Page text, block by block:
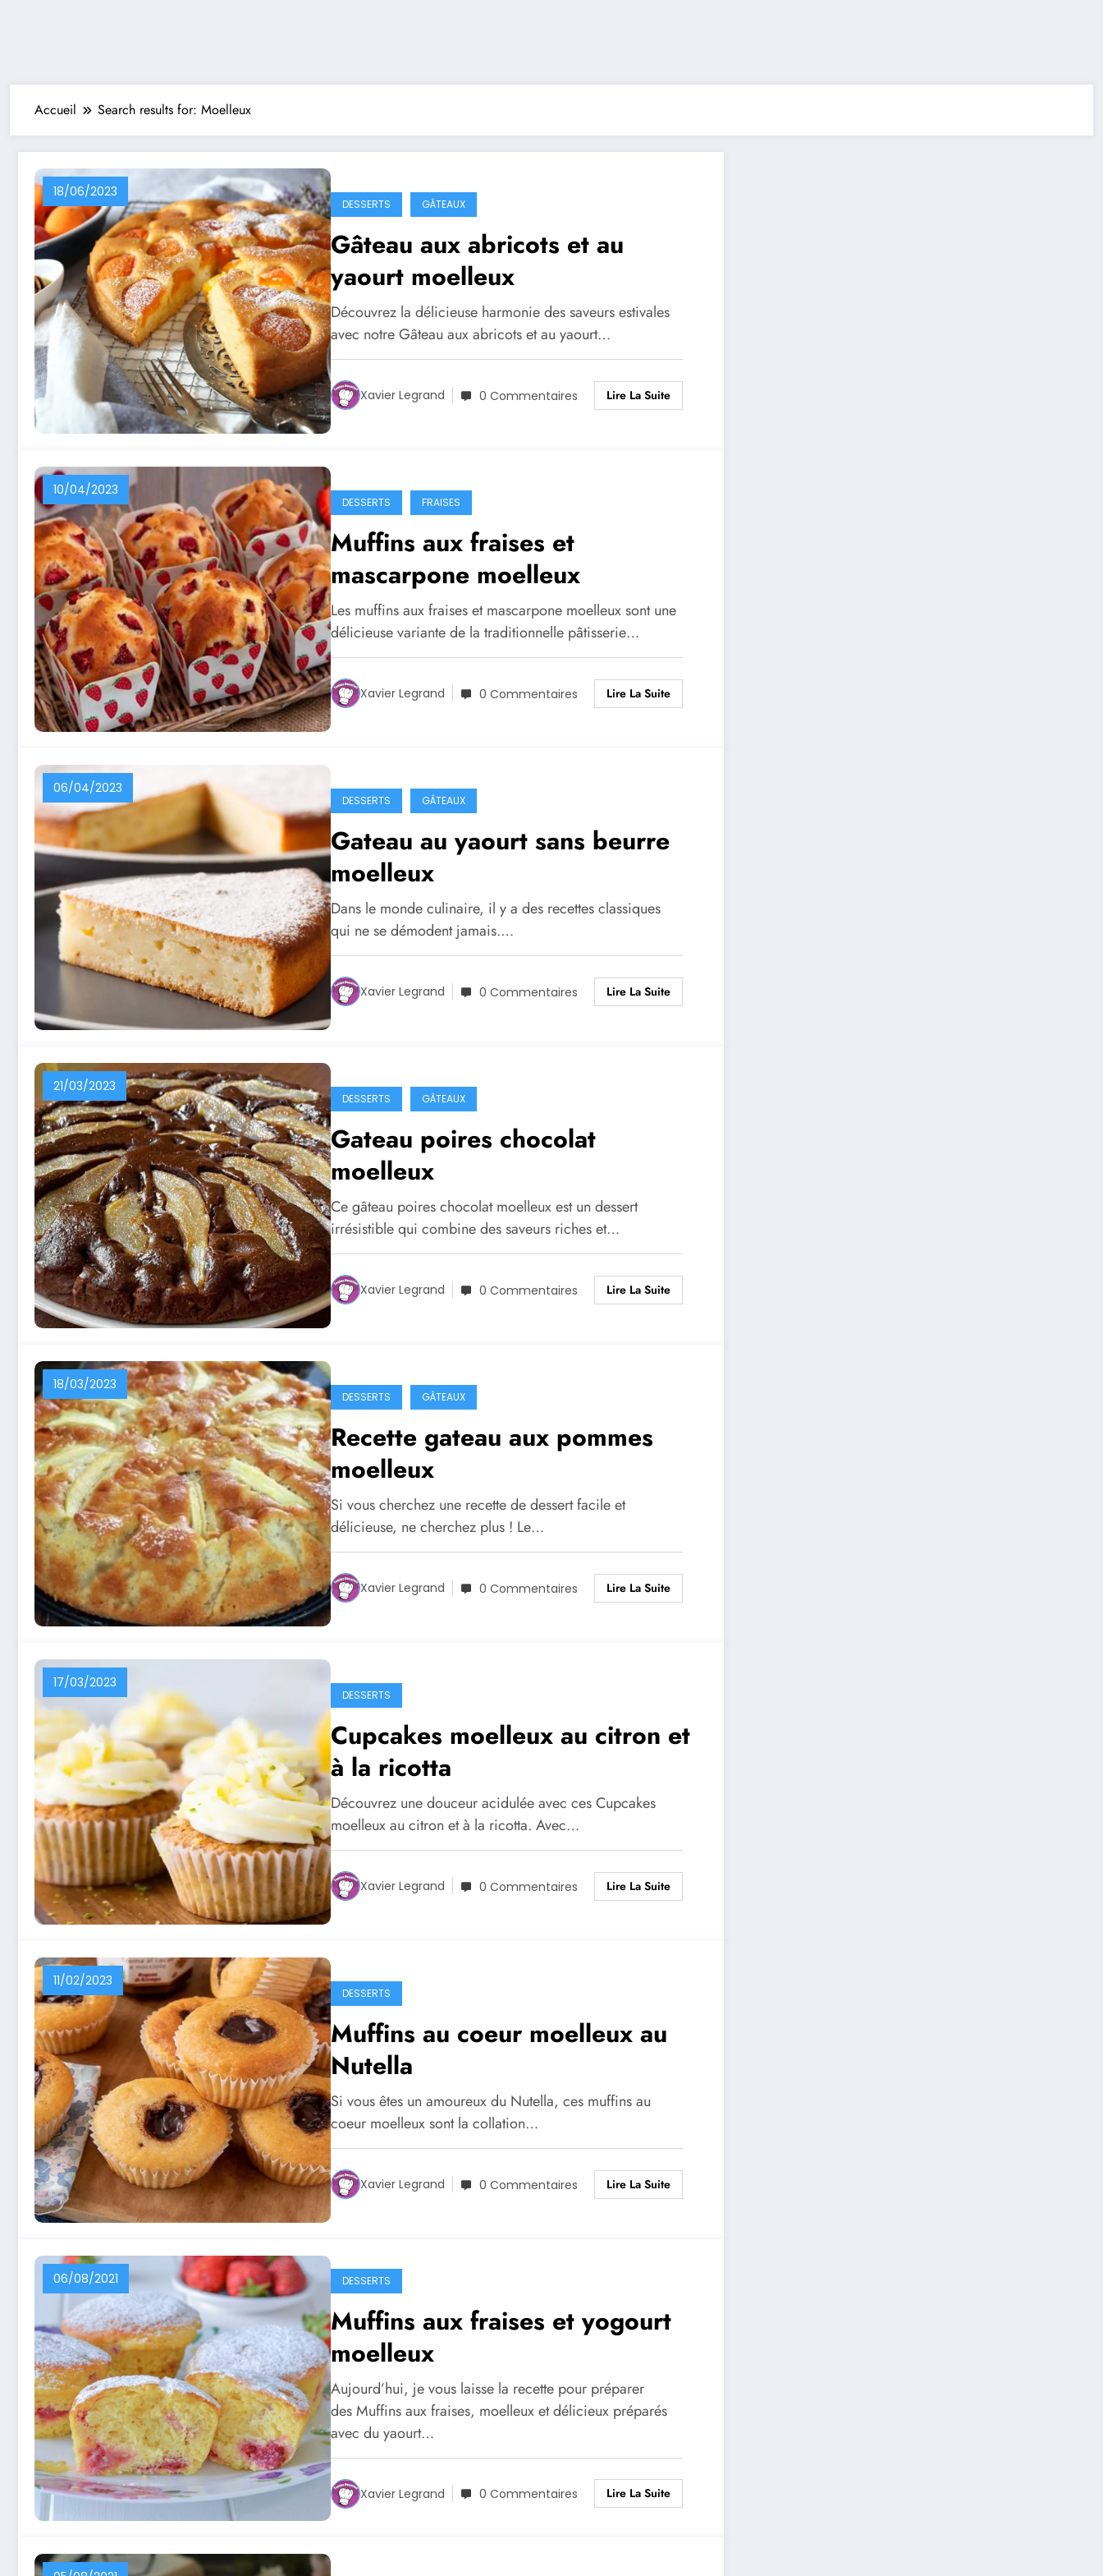
Accueil Search results for: Moelleux
18/06/2023
DESSERTS GÂTEAUX
Gâteau aux abricots et au
yaourt moelleux
Découvrez la délicieuse harmonie des saveurs estivales
avec notre Gâteau aux abricots et au yaourt…
Xavier Legrand 0 Commentaires Lire La Suite
10/04/2023
DESSERTS FRAISES
Muffins aux fraises et
mascarpone moelleux
Les muffins aux fraises et mascarpone moelleux sont une
délicieuse variante de la traditionnelle pâtisserie…
Xavier Legrand 0 Commentaires Lire La Suite
06/04/2023
DESSERTS GÂTEAUX
Gateau au yaourt sans beurre
moelleux
Dans le monde culinaire, il y a des recettes classiques
qui ne se démodent jamais.…
Xavier Legrand 0 Commentaires Lire La Suite
21/03/2023
DESSERTS GÂTEAUX
Gateau poires chocolat
moelleux
Ce gâteau poires chocolat moelleux est un dessert
irrésistible qui combine des saveurs riches et…
Xavier Legrand 0 Commentaires Lire La Suite
18/03/2023
DESSERTS GÂTEAUX
Recette gateau aux pommes
moelleux
Si vous cherchez une recette de dessert facile et
délicieuse, ne cherchez plus ! Le…
Xavier Legrand 0 Commentaires Lire La Suite
17/03/2023
DESSERTS
Cupcakes moelleux au citron et
à la ricotta
Découvrez une douceur acidulée avec ces Cupcakes
moelleux au citron et à la ricotta. Avec…
Xavier Legrand 0 Commentaires Lire La Suite
11/02/2023
DESSERTS
Muffins au coeur moelleux au
Nutella
Si vous êtes un amoureux du Nutella, ces muffins au
coeur moelleux sont la collation…
Xavier Legrand 0 Commentaires Lire La Suite
06/08/2021 DESSERTS
Muffins aux fraises et yogourt
moelleux
Aujourd’hui, je vous laisse la recette pour préparer
des Muffins aux fraises, moelleux et délicieux préparés
avec du yaourt…
Xavier Legrand 0 Commentaires Lire La Suite